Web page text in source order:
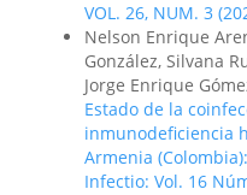
VOL. 26, NUM. 3
Nelson Enrique
González, Silvana
Jorge Enrique
Estado de la
inmunodeficiencia
Armenia
Infectio: Vol. 16